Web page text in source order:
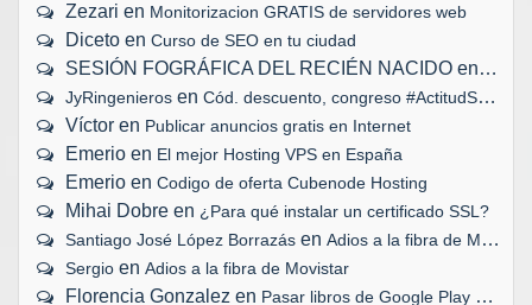
Zezari en Monitorizacion GRATIS de servidores web
Diceto en Curso de SEO en tu ciudad
SESIÓN FOGRÁFICA DEL RECIÉN NACIDO en
JyRingenieros en Cód. descuento, congreso #ActitudSocial
Víctor en Publicar anuncios gratis en Internet
Emerio en El mejor Hosting VPS en España
Emerio en Codigo de oferta Cubenode Hosting
Mihai Dobre en ¿Para qué instalar un certificado SSL?
Santiago José López Borrazás en Adios a la fibra de Movistar
Sergio en Adios a la fibra de Movistar
Florencia Gonzalez en Pasar libros de Google Play a eBook